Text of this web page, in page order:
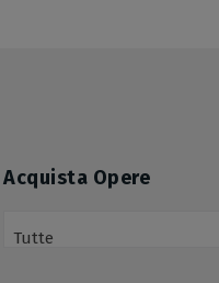
Acquista Opere
Tutte